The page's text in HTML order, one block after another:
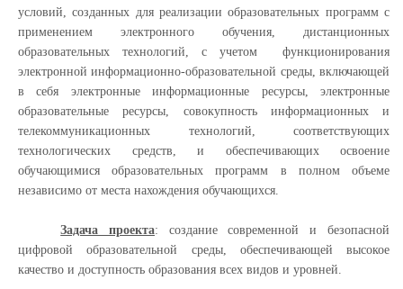
условий, созданных для реализации образовательных программ с
применением электронного обучения, дистанционных
образовательных технологий, с учетом
функционирования
электронной информационно-образовательной среды, включающей
в себя электронные информационные ресурсы, электронные
образовательные ресурсы, совокупность информационных ‎и
телекоммуникационных технологий, соответствующих
технологических средств, и обеспечивающих освоение
обучающимися образовательных программ в полном объеме
независимо от места нахождения обучающихся.
Задача проекта: создание современной и безопасной
цифровой образовательной среды, обеспечивающей высокое
качество и доступность образования всех видов и уровней.